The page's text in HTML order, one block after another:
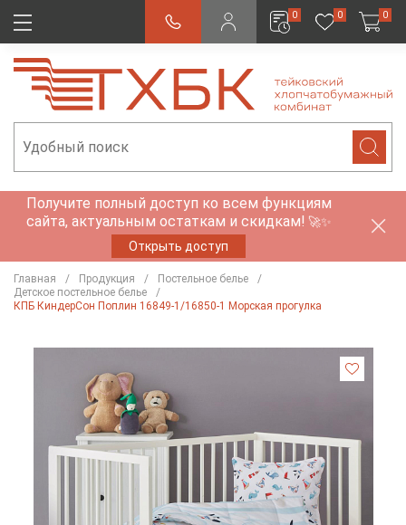
0 0 0
Получите полный доступ ко всем функциям
сайта, актуальным остаткам и скидкам! 🚀✨
Открыть доступ
Главная Продукция
Постельное белье
Детское постельное белье
КПБ КиндерСон Поплин 16849-1/16850-1 Морская прогулка